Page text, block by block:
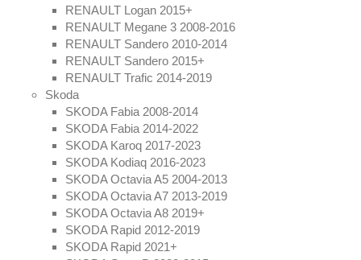
RENAULT Logan 2015+
RENAULT Megane 3 2008-2016
RENAULT Sandero 2010-2014
RENAULT Sandero 2015+
RENAULT Trafic 2014-2019
Skoda
SKODA Fabia 2008-2014
SKODA Fabia 2014-2022
SKODA Karoq 2017-2023
SKODA Kodiaq 2016-2023
SKODA Octavia A5 2004-2013
SKODA Octavia A7 2013-2019
SKODA Octavia A8 2019+
SKODA Rapid 2012-2019
SKODA Rapid 2021+